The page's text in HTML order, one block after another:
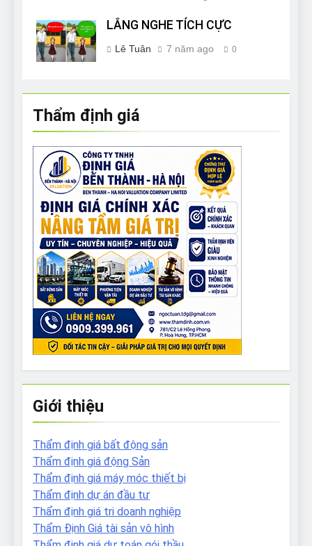
LẮNG NGHE TÍCH CỰC
Lê Tuân 7 năm ago 0
Thẩm định giá
Giới thiệu
Thẩm định giá bất động sản
Thẩm định giá động Sản
Thẩm định giá máy móc thiết bị
Thẩm định dự án đầu tư
Thẩm định giá tri doanh nghiệp
Thẩm Định Giá tài sản vô hình